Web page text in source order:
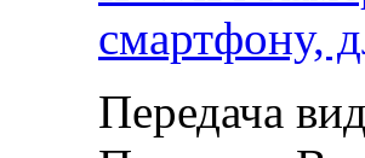
смартфону,
Передача